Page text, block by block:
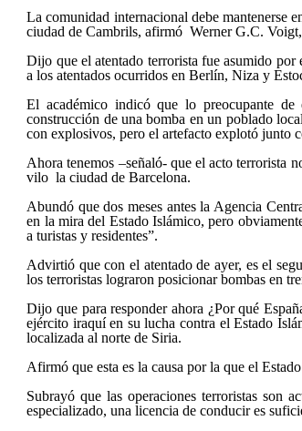
La comunidad internacional debe mantenerse
ciudad de Cambrils, afirmó Werner G.C.
Dijo que el atentado terrorista fue asumido
a los atentados ocurridos en Berlín, Niza y
El académico indicó que lo preocupante de
construcción de una bomba en un poblado
con explosivos, pero el artefacto explotó junto
Ahora tenemos –señaló- que el acto terrorista
vilo la ciudad de Barcelona.
Abundó que dos meses antes la Agencia
en la mira del Estado Islámico, pero
a turistas y residentes”.
Advirtió que con el atentado de ayer, es el
los terroristas lograron posicionar bombas en
Dijo que para responder ahora ¿Por qué
ejército iraquí en su lucha contra el Estado
localizada al norte de Siria.
Afirmó que esta es la causa por la que el
Subrayó que las operaciones terroristas son
especializado, una licencia de conducir es